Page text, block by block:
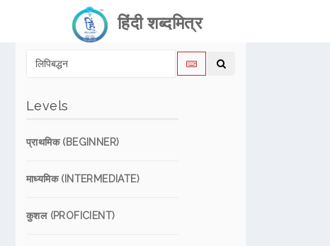
हिंदी शब्दमित्र
Levels
प्राथमिक (BEGINNER)
माध्यमिक (INTERMEDIATE)
कुशल (PROFICIENT)